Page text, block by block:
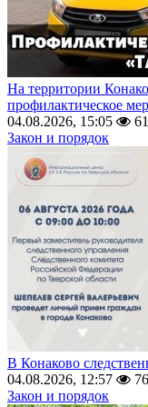
На территории
профилактическое
04.08.2026, 15:05
61
Закон и порядок
В Конаково
04.08.2026, 12:57
76
Закон и порядок